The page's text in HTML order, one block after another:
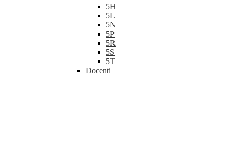
5H
5L
5N
5P
5R
5S
5T
Docenti